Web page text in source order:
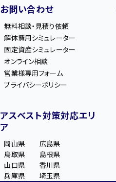
お問い合わせ
無料相談・見積り依頼
解体費用シミュレーター
固定資産シミュレーター
オンライン相談
営業様専用フォーム
プライバシーポリシー
アスベスト対策対応エリ
ア
岡山県
広島県
鳥取県
島根県
山口県
香川県
兵庫県
埼玉県